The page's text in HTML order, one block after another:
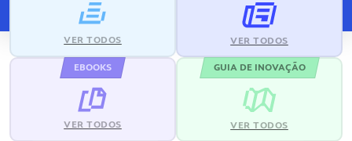
VER TODOS VER TODOS
EBOOKS
VER TODOS
GUIA DE INOVAÇÃO
VER TODOS